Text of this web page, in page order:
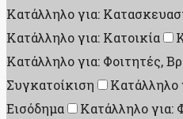
Κατάλληλο για:
Κατάλληλο για: Κατοικία
Κατάλληλο για: Φοιτητές,
Συγκατοίκιση
Κατάλληλο
Εισόδημα
Κατάλληλο για: